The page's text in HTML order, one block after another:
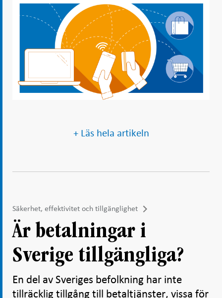
+ Läs hela artikeln
Säkerhet, effektivitet och tillgänglighet
Är betalningar i
Sverige tillgängliga?
En del av Sveriges befolkning har inte
tillräcklig tillgång till betaltjänster, vissa för